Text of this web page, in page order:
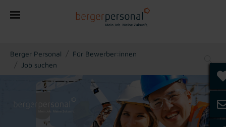
You are here:
Berger Personal
Für Bewerber:innen
Job suchen